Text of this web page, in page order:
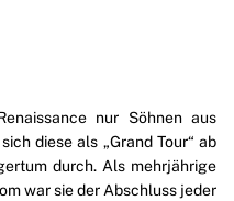
nur Söhnen aus
diese als „Grand Tour“ ab
durch. Als mehrjährige
war sie der Abschluss jeder